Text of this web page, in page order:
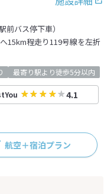
バス停下車）
15km程走り119号線を左折
最寄り駅より徒歩5分以内
4.1
航空＋宿泊プラン